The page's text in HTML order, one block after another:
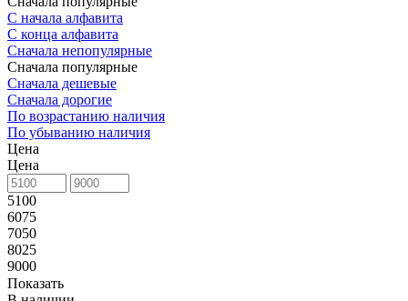
С начала алфавита
С конца алфавита
Сначала непопулярные
Сначала популярные
Сначала дешевые
Сначала дорогие
По возрастанию наличия
По убыванию наличия
Цена
Цена
5100
6075
7050
8025
9000
Показать